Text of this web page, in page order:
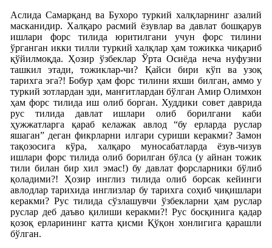
Аслида Самарқанд ва Бухоро туркий халқларнинг азалий
масканидир. Халқаро расмий ёзувлар ва давлат бошқарув
ишлари форс тилида юритилгани учун форс тилини
ўрганган икки тилли туркий халқлар ҳам тожикка чиқариб
қўйилмоқда. Ҳозир ўзбеклар Ўрта Осиёда неча нуфузни
ташкил этади, тожиклар-чи? Қайси бири кўп ва узоқ
тарихга эга?! Бобур ҳам форс тилини яхши билган, аммо у
туркий зотлардан эди, манғитлардан бўлган Амир Олимхон
ҳам форс тилида иш олиб борган. Худдики совет даврида
рус тилида давлат ишлари олиб борилгани каби
ҳужжатларга қараб келажак авлод “бу ерларда руслар
яшаган” деган фикрларни илгари суриши керакми? Замон
тақозосига кўра, халқаро муносабатларда ёзув-чизув
ишлари форс тилида олиб борилган бўлса (у айнан тожик
тили билан бир хил эмас!) бу давлат форсларники бўлиб
қоладими?! Ҳозир инглиз тилида олиб борсак кейинги
авлодлар тарихида инглизлар бу тарихга соҳиб чиқишлари
керакми? Рус тилида сўзлашувчи ўзбекларни ҳам руслар
руслар деб даъво қилиши керакми?! Рус босқинига қадар
қозоқ ерларининг катта қисми Қўқон хонлигига қарашли
бўлган.